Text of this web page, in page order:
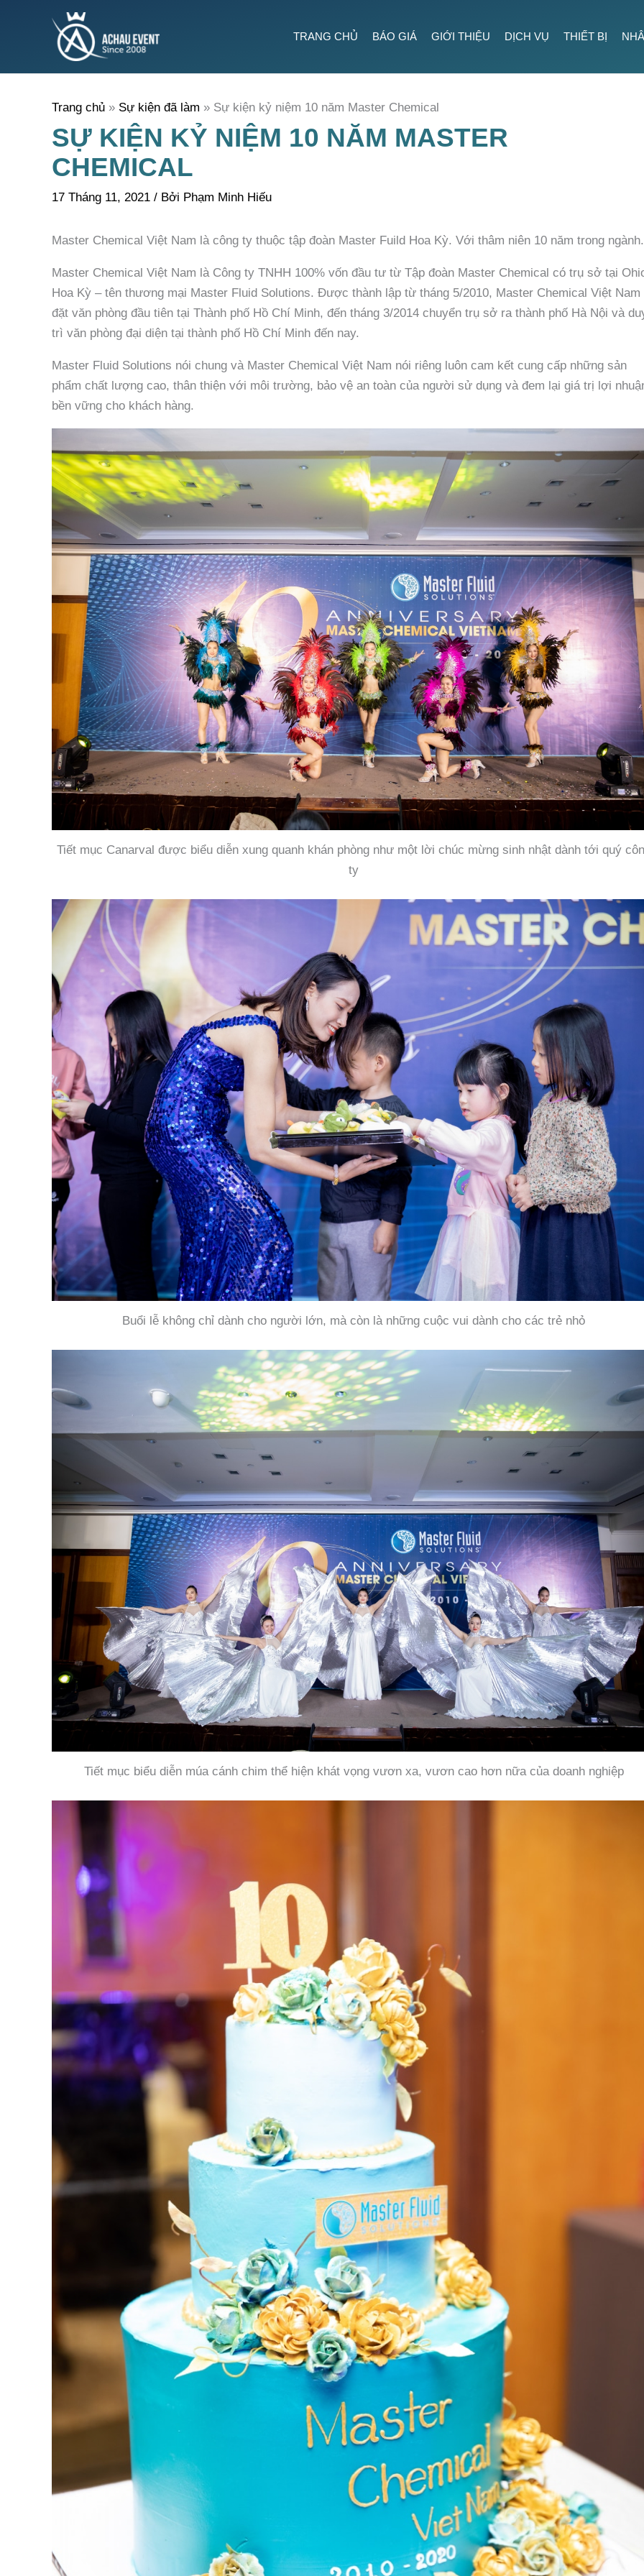
TRANG CHỦ BÁO GIÁ GIỚI THIỆU DỊCH VỤ THIẾT BỊ
Trang chủ Sự kiện đã làm Sự kiện kỷ niệm 10 năm Master Chemical
SỰ KIỆN KỶ NIỆM 10 NĂM MASTER
CHEMICAL
17 Tháng 11, 2021 / Bởi Phạm Minh Hiếu
Master Chemical Việt Nam là công ty thuộc tập đoàn Master Fuild Hoa Kỳ. Với thâm niên 10 năm trong ngành.
Master Chemical Việt Nam là Công ty TNHH 100% vốn đầu tư từ Tập đoàn Master Chemical có trụ sở tại
Hoa Kỳ – tên thương mại Master Fluid Solutions. Được thành lập từ tháng 5/2010, Master Chemical Việt Nam
đặt văn phòng đầu tiên tại Thành phố Hồ Chí Minh, đến tháng 3/2014 chuyển trụ sở ra thành phố Hà Nội và
trì văn phòng đại diện tại thành phố Hồ Chí Minh đến nay.
Master Fluid Solutions nói chung và Master Chemical Việt Nam nói riêng luôn cam kết cung cấp những sản
phẩm chất lượng cao, thân thiện với môi trường, bảo vệ an toàn của người sử dụng và đem lại giá trị lợi
bền vững cho khách hàng.
Tiết mục Canarval được biểu diễn xung quanh khán phòng như một lời chúc mừng sinh nhật dành tới quý
ty
Buổi lễ không chỉ dành cho người lớn, mà còn là những cuộc vui dành cho các trẻ nhỏ
Tiết mục biểu diễn múa cánh chim thể hiện khát vọng vươn xa, vươn cao hơn nữa của doanh nghiệp